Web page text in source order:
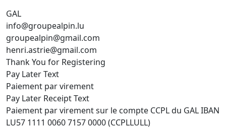
GAL
info@groupealpin.lu
groupealpin@gmail.com
henri.astrie@gmail.com
Thank You for Registering
Pay Later Text
Paiement par virement
Pay Later Receipt Text
Paiement par virement sur le compte CCPL du GAL IBAN
LU57 1111 0060 7157 0000 (CCPLLULL)